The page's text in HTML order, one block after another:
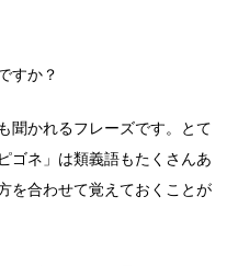
すか？
聞かれるフレーズです。とて
ゴネ」は類義語もたくさんあ
を合わせて覚えておくことが